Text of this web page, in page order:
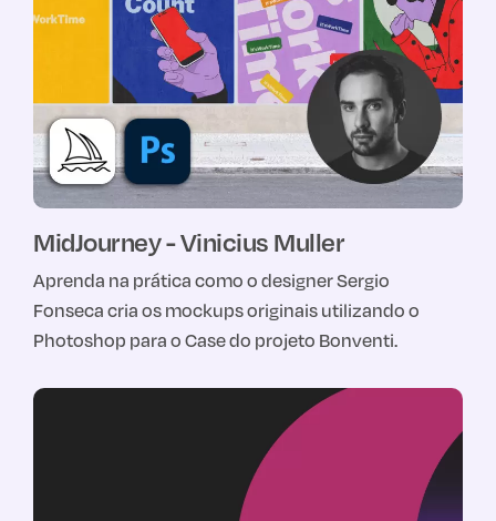
MidJourney - Vinicius Muller
Aprenda na prática como o designer Sergio
Fonseca cria os mockups originais utilizando o
Photoshop para o Case do projeto Bonventi.